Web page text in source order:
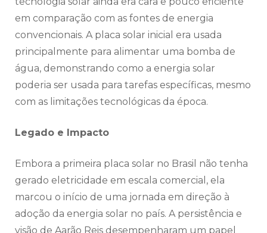
em comparação com as fontes de energia
convencionais. A placa solar inicial era usada
principalmente para alimentar uma bomba de
água, demonstrando como a energia solar
poderia ser usada para tarefas específicas, mesmo
com as limitações tecnológicas da época.
Legado e Impacto
Embora a primeira placa solar no Brasil não tenha
gerado eletricidade em escala comercial, ela
marcou o início de uma jornada em direção à
adoção da energia solar no país. A persistência e
visão de Aarão Reis desempenharam um papel